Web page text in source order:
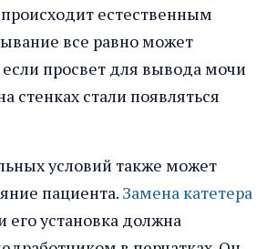
естественным
все равно может
если просвет для вывода мочи
стенках стали появляться
условий также может
пациента. Замена катетера
его установка должна